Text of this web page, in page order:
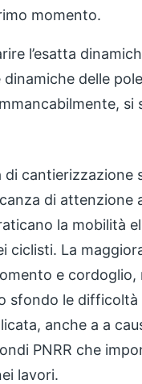
momento.
l’esatta
delle
si
di cantierizzazione
di attenzione
la mobilità
ciclisti. La
e
sfondo le
anche a a
PNRR che
lavori.